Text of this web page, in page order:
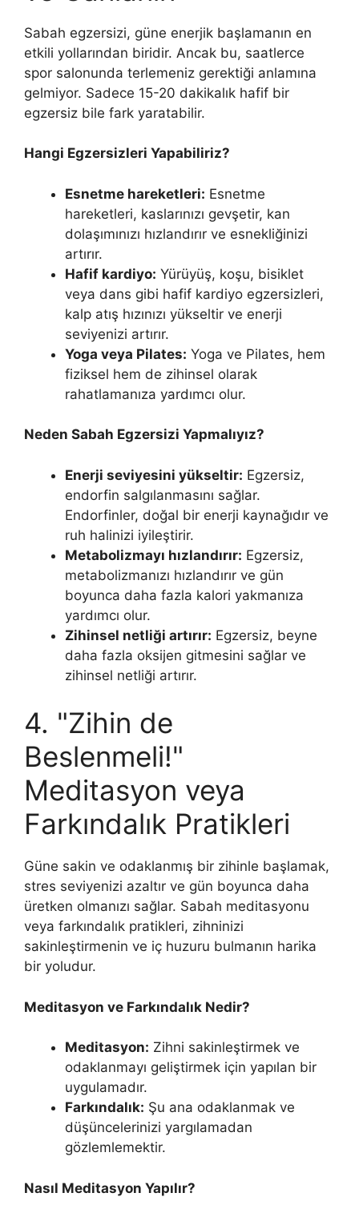
Sabah egzersizi, güne enerjik başlamanın en
etkili yollarından biridir. Ancak bu, saatlerce
spor salonunda terlemeniz gerektiği anlamına
gelmiyor. Sadece 15-20 dakikalık hafif bir
egzersiz bile fark yaratabilir.
Hangi Egzersizleri Yapabiliriz?
Esnetme hareketleri: Esnetme
hareketleri, kaslarınızı gevşetir, kan
dolaşımınızı hızlandırır ve esnekliğinizi
artırır.
Hafif kardiyo: Yürüyüş, koşu, bisiklet
veya dans gibi hafif kardiyo egzersizleri,
kalp atış hızınızı yükseltir ve enerji
seviyenizi artırır.
Yoga veya Pilates: Yoga ve Pilates, hem
fiziksel hem de zihinsel olarak
rahatlamanıza yardımcı olur.
Neden Sabah Egzersizi Yapmalıyız?
Enerji seviyesini yükseltir: Egzersiz,
endorfin salgılanmasını sağlar.
Endorfinler, doğal bir enerji kaynağıdır ve
ruh halinizi iyileştirir.
Metabolizmayı hızlandırır: Egzersiz,
metabolizmanızı hızlandırır ve gün
boyunca daha fazla kalori yakmanıza
yardımcı olur.
Zihinsel netliği artırır: Egzersiz, beyne
daha fazla oksijen gitmesini sağlar ve
zihinsel netliği artırır.
4. "Zihin de
Beslenmeli!"
Meditasyon veya
Farkındalık Pratikleri
Güne sakin ve odaklanmış bir zihinle başlamak,
stres seviyenizi azaltır ve gün boyunca daha
üretken olmanızı sağlar. Sabah meditasyonu
veya farkındalık pratikleri, zihninizi
sakinleştirmenin ve iç huzuru bulmanın harika
bir yoludur.
Meditasyon ve Farkındalık Nedir?
Meditasyon: Zihni sakinleştirmek ve
odaklanmayı geliştirmek için yapılan bir
uygulamadır.
Farkındalık: Şu ana odaklanmak ve
düşüncelerinizi yargılamadan
gözlemlemektir.
Nasıl Meditasyon Yapılır?